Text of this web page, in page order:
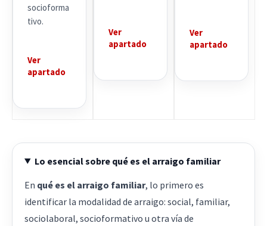
socioforma
tivo.
Ver
apartado
Ver
apartado
Ver
apartado
Lo esencial sobre qué es el arraigo familiar
En qué es el arraigo familiar, lo primero es
identificar la modalidad de arraigo: social, familiar,
sociolaboral, socioformativo u otra vía de